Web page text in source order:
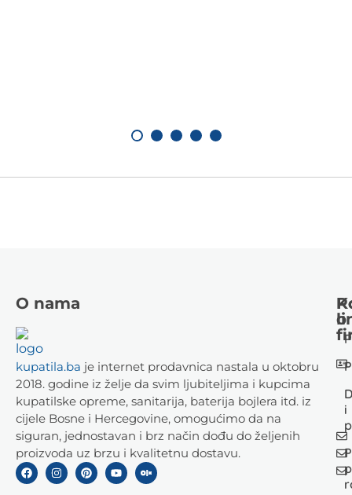
O nama
kupatila.ba je internet prodavnica nastala u oktobru
2018. godine iz želje da svim ljubiteljima i kupcima
kupatilske opreme, sanitarija, baterija bojlera itd. iz
cijele Bosne i Hercegovine, omogućimo da na
siguran, jednostavan i brz način dođu do željenih
proizvoda uz brzu i kvalitetnu dostavu.
i
o